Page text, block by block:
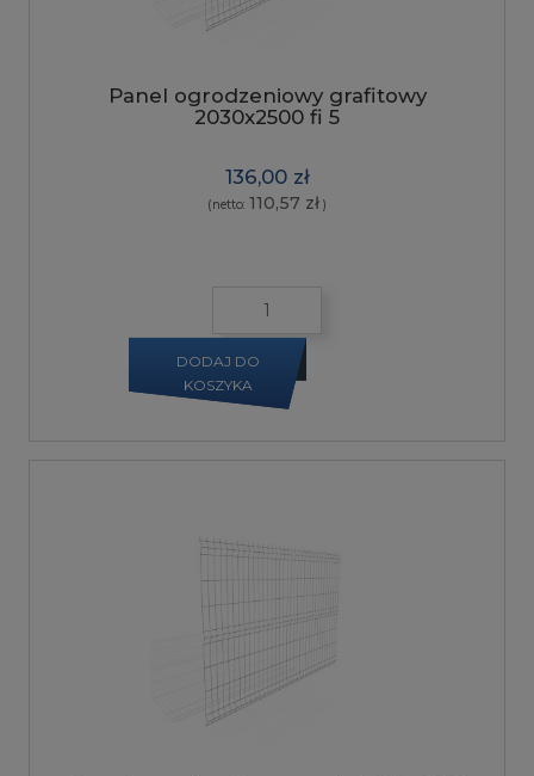
Panel ogrodzeniowy grafitowy
2030x2500 fi 5
136,00 zł
(netto: 110,57 zł )
DODAJ DO
KOSZYKA